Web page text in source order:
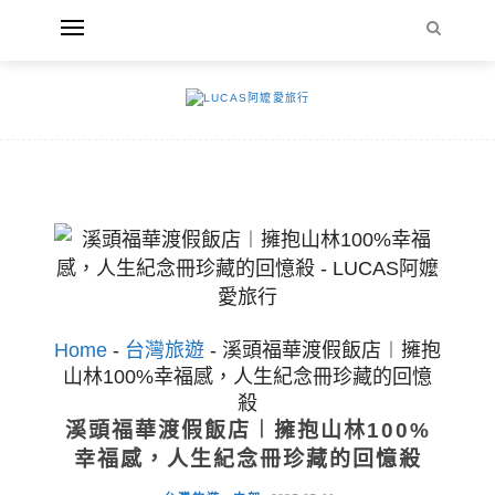
Home - 台灣旅遊 - 溪頭福華渡假飯店︱擁抱
山林100%幸福感，人生紀念冊珍藏的回憶
殺
溪頭福華渡假飯店︱擁抱山林100%
幸福感，人生紀念冊珍藏的回憶殺